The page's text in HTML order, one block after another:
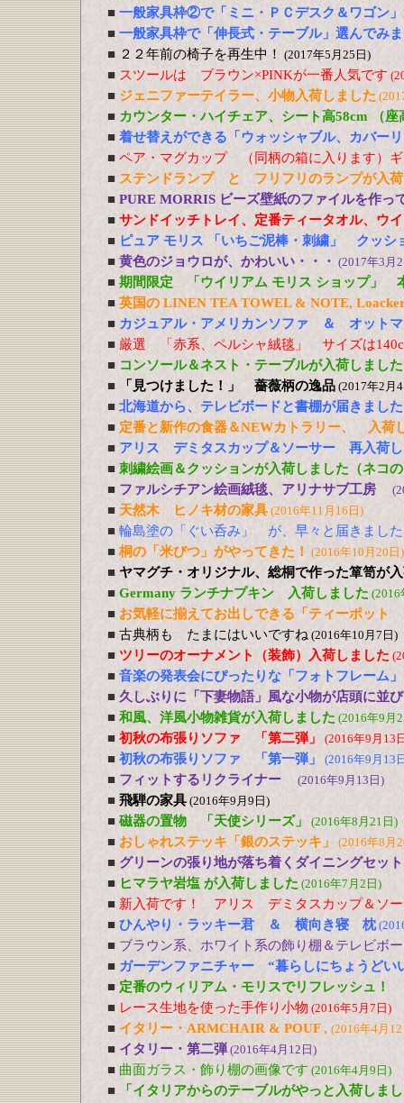
■ 一般家具枠②で「ミニ・ＰＣデスク＆ワゴン
■ 一般家具枠で「伸長式・テーブル」選んでみ
■ ２２年前の椅子を再生中！ (2017年5月25日)
■ スツールは ブラウン×PINKが一番人気です
■ ジェニファーテイラー、小物入荷しました
■ カウンター・ハイチェア、シート高58cm （座
■ 着せ替えができる「ウォッシャブル、カバー
■ ペア・マグカップ （同柄の箱に入ります）
■ ステンドランプ と フリフリのランプが入荷
■ PURE MORRIS ビーズ壁紙のファイルを作っ
■ サンドイッチトレイ、定番ティータオル、ウ
■ ピュア モリス 「いちご泥棒・刺繍」 クッシ
■ 黄色のジョウロが、かわいい・・・ (2017年3月
■ 期間限定 「ウイリアム モリス ショップ」
■ 英国の LINEN TEA TOWEL & NOTE,
■ カジュアル・アメリカンソファ ＆ オット
■ 厳選 「赤系、ペルシャ絨毯」 サイズは
■ コンソール＆ネスト・テーブルが入荷しました
■ 「見つけました！」 薔薇柄の逸品 (2017年2月
■ 北海道から、テレビボードと書棚が届きました
■ 定番と新作の食器＆NEWカトラリー、 入荷
■ アリス デミタスカップ＆ソーサー 再入荷し
■ 刺繍絵画＆クッションが入荷しました（ネコ
■ ファルシチアン絵画絨毯、アリナサブ工房
■ 天然木 ヒノキ材の家具 (2016年11月16日)
■ 輪島塗の「ぐい呑み」 が、早々と届きました
■ 桐の「米びつ」がやってきた！ (2016年10月20日)
■ ヤマグチ・オリジナル、総桐で作った箪笥が
■ Germany ランチナプキン 入荷しました (2016
■ お気軽に揃えてお出しできる「ティーポッ
■ 古典柄も たまにはいいですね (2016年10月7日)
■ ツリーのオーナメント（装飾）入荷しました
■ 音楽の発表会にぴったりな「フォトフレーム
■ 久しぶりに「下妻物語」風な小物が店頭に並
■ 和風、洋風小物雑貨が入荷しました (2016年9月
■ 初秋の布張りソファ 「第二弾」 (2016年9月13
■ 初秋の布張りソファ 「第一弾」 (2016年9月13
■ フィットするリクライナー (2016年9月13日)
■ 飛騨の家具 (2016年9月9日)
■ 磁器の置物 「天使シリーズ」 (2016年8月21日)
■ おしゃれステッキ「銀のステッキ」 (2016年8月
■ グリーンの張り地が落ち着くダイニングセッ
■ ヒマラヤ岩塩 が入荷しました (2016年7月2日)
■ 新入荷です！ アリス デミタスカップ＆ソ
■ ひんやり・ラッキー君 ＆ 横向き寝 枕
■ ブラウン系、ホワイト系の飾り棚＆テレビボ
■ ガーデンファニチャー “暮らしにちょうど
■ 定番のウィリアム・モリスでリフレッシュ！
■ レース生地を使った手作り小物 (2016年5月7日)
■ イタリー・ARMCHAIR & POUF , (2016年4月
■ イタリー・第二弾 (2016年4月12日)
■ 曲面ガラス・飾り棚の画像です (2016年4月9日)
■
「イタリアからのテーブルがやっと入荷しま